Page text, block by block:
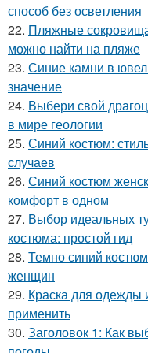
способ без осветления
22. Пляжные
можно найти на пляже
23. Синие камни в
значение
24. Выбери свой
в мире геологии
25. Синий костюм:
случаев
26. Синий костюм
комфорт в одном
27. Выбор идеальных
костюма: простой гид
28. Темно синий
женщин
29. Краска для одежды
применить
30. Заголовок 1: Как